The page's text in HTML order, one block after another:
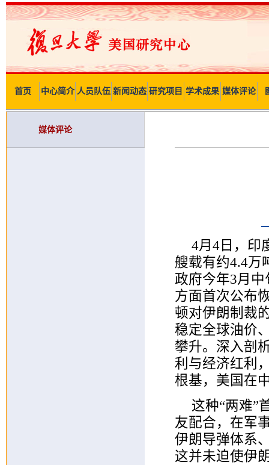
首页 中心简介 人员队伍 新闻动态 研究项目 学术成果 媒体评论
媒体评论
4月4日，印
艘载有约4.4万
政府今年3月
方面首次公布
顿对伊朗制裁
稳定全球油价
攀升。深入剖
利与经济红利
根基，美国在
这种“两难”
友配合，在军
伊朗导弹体系
这并未迫使伊